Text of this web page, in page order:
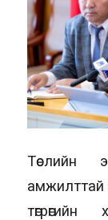
Төслийн
төгрөгийн